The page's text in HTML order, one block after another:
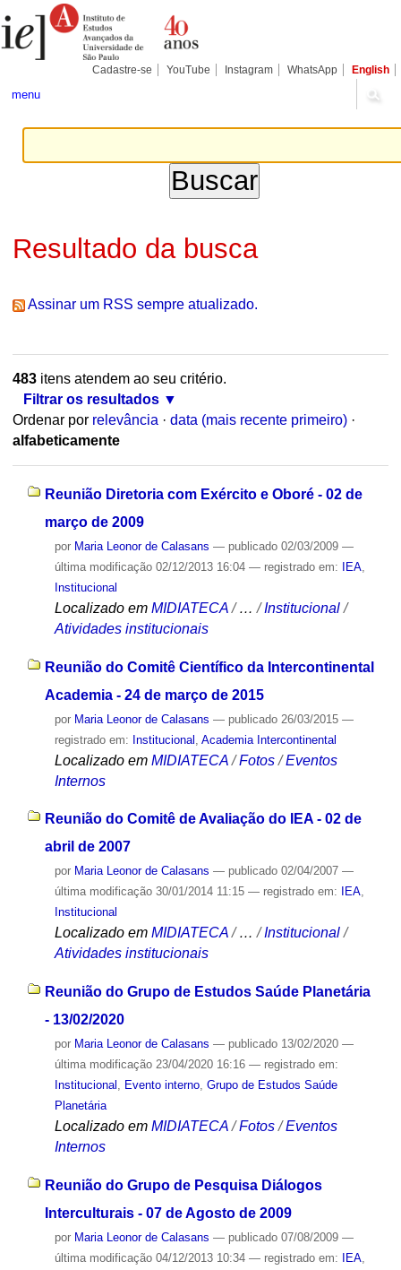
para
conteúdo.
Pessoais
Cadastre-se YouTube Instagram WhatsApp English
menu
Resultado da busca
Assinar um RSS sempre atualizado.
483itens atendem ao seu critério.
Filtrar os resultados
Ordenar por relevância · data (mais recente primeiro) ·
alfabeticamente
Reunião Diretoria com Exército e Oboré - 02 de
março de 2009
por Maria Leonor de Calasans — publicado02/03/2009 —
última modificação02/12/2013 16:04 — registrado em: IEA,
Institucional
Localizado em MIDIATECA /…/Institucional /
Atividades institucionais
Reunião do Comitê Científico da Intercontinental
Academia - 24 de março de 2015
por Maria Leonor de Calasans — publicado26/03/2015 —
registrado em: Institucional Academia Intercontinental
Localizado em MIDIATECA /Fotos /Eventos
Internos
Reunião do Comitê de Avaliação do IEA - 02 de
abril de 2007
por Maria Leonor de Calasans — publicado02/04/2007 —
última modificação30/01/2014 11:15 — registrado em: IEA,
Institucional
Localizado em MIDIATECA /…/Institucional /
Atividades institucionais
Reunião do Grupo de Estudos Saúde Planetária
- 13/02/2020
por Maria Leonor de Calasans — publicado13/02/2020 —
última modificação23/04/2020 16:16 — registrado em:
Institucional , Evento interno, Grupo de Estudos Saúde
Planetária
Localizado em MIDIATECA /Fotos /Eventos
Internos
Reunião do Grupo de Pesquisa Diálogos
Interculturais - 07 de Agosto de 2009
por Maria Leonor de Calasans — publicado07/08/2009 —
última modificação04/12/2013 10:34 — registrado em: IEA,